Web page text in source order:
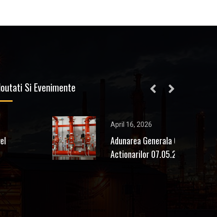
Si Evenimente
April 16, 2026
Adunarea Generala Ordinara a
Actionarilor 07.05.2026